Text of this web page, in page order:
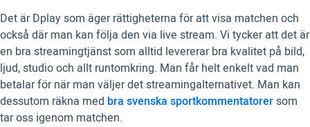
Det är Dplay som äger rättigheterna för att visa matchen och
också där man kan följa den via live stream. Vi tycker att det är
en bra streamingtjänst som alltid levererar bra kvalitet på bild,
ljud, studio och allt runtomkring. Man får helt enkelt vad man
betalar för när man väljer det streamingalternativet. Man kan
dessutom räkna med bra svenska sportkommentatorersom
tar oss igenom matchen.